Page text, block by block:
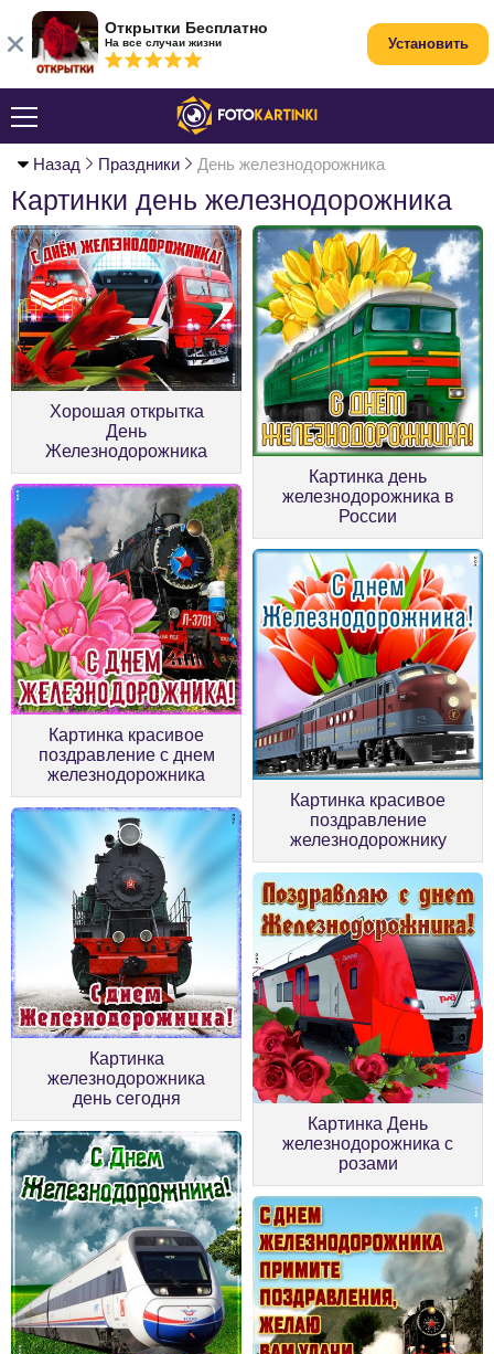
Назад Праздники День железнодорожника
Картинки день железнодорожника
Хорошая открытка
День
Железнодорожника
Картинка день
железнодорожника в
России
Картинка красивое
поздравление с днем
железнодорожника
Картинка красивое
поздравление
железнодорожнику
Картинка
железнодорожника
день сегодня
Картинка День
железнодорожника с
розами
Открытки Бесплатно
На все случаи жизни Установить